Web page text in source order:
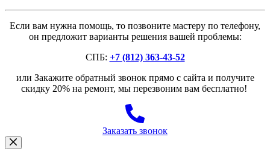
Если вам нужна помощь, то позвоните мастеру по телефону,
он предложит варианты решения вашей проблемы:
СПБ: +7 (812) 363-43-52
или Закажите обратный звонок прямо с сайта и получите
скидку 20% на ремонт, мы перезвоним вам бесплатно!
Заказать звонок